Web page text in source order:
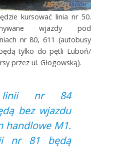
kursować linia nr 50.
wjazdy pod
nr 80, 611 (autobusy
tylko do pętli Luboń/
przez ul. Głogowską).
linii nr 84
bez wjazdu
handlowe M1.
nr 81 będą